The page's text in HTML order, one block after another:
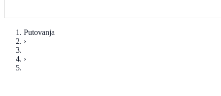
Putovanja
›
›